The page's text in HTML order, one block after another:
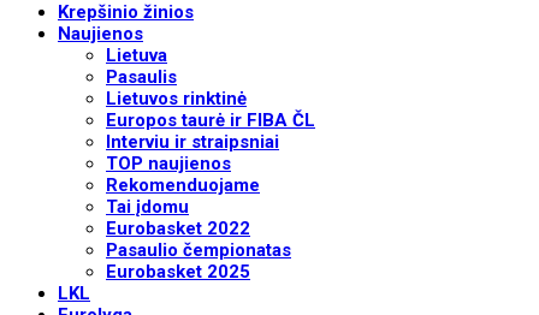
Krepšinio žinios
Naujienos
Lietuva
Pasaulis
Lietuvos rinktinė
Europos taurė ir FIBA ČL
Interviu ir straipsniai
TOP naujienos
Rekomenduojame
Tai įdomu
Eurobasket 2022
Pasaulio čempionatas
Eurobasket 2025
LKL